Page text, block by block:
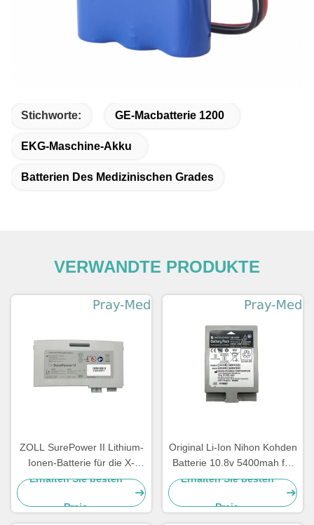
Stichworte: GE-Macbatterie 1200
EKG-Maschine-Akku
Batterien Des Medizinischen Grades
VERWANDTE PRODUKTE
ZOLL SurePower II Lithium-
Ionen-Batterie für die X-
Serie 2600mAh 11,1V 8000-
Erhalten Sie besten
Preis
Original Li-Ion Nihon Kohden
Batterie 10.8v 5400mah für
Sb-950p
Erhalten Sie besten
Preis